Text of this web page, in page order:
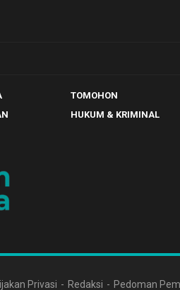
TOMOHON
HUKUM & KRIMINAL
Privasi Redaksi Pedoman